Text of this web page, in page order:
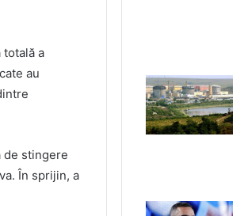
a
au
de stingere
În sprijin, a